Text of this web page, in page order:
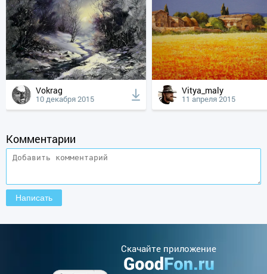
Vokrag
10 декабря 2015
Vitya_maly
11 апреля 2015
Комментарии
Cкачайте приложение